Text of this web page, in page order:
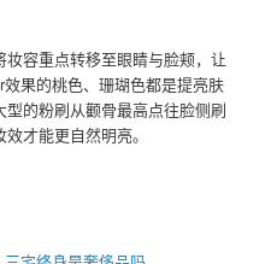
容重点转移至眼睛与脸颊，让
果的桃色、珊瑚色都是提亮肤
的粉刷从颧骨最高点往脸侧刷
才能更自然明亮。